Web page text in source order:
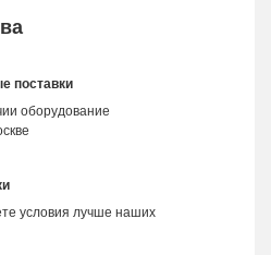
поставки
оборудование
условия лучше наших